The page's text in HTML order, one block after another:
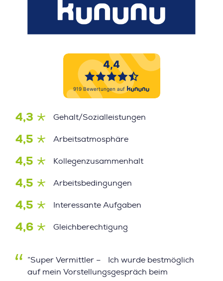
4,3 Gehalt/Sozialleistungen
4,5 Arbeitsatmosphäre
4,5 Kollegenzusammenhalt
4,5 Arbeitsbedingungen
4,5 Interessante Aufgaben
4,6 Gleichberechtigung
”Super Vermittler – Ich wurde bestmöglich
auf mein Vorstellungsgespräch beim